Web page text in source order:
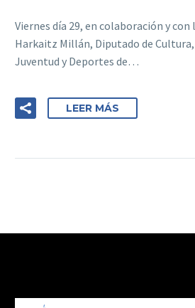
Viernes día 29, en colaboración y
Harkaitz Millán, Diputado de
Juventud y Deportes de…
LEER MÁS